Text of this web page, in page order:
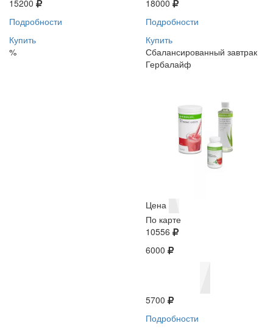
15200
Подробности
Купить
%
18000
Подробности
Купить
Сбалансированный завтрак
Гербалайф
Цена
По карте
10556
6000
5700
Подробности